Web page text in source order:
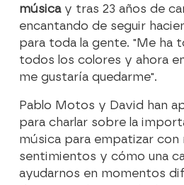
músicay tras 23 años de
encantando de seguir
para toda la gente. "Me ha
todos los colores y ahora
me gustaría quedarme".
Pablo Motos y David han
para charlar sobre la
música para empatizar con
sentimientos y cómo una
ayudarnos en momentos